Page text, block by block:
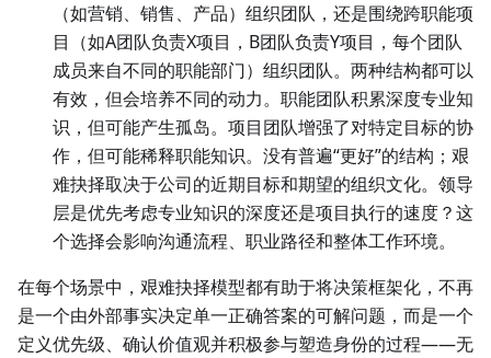
（如营销、销售、产品）组织团队，还是围绕跨职能项
目（如A团队负责X项目，B团队负责Y项目，每个团队
成员来自不同的职能部门）组织团队。两种结构都可以
有效，但会培养不同的动力。职能团队积累深度专业知
识，但可能产生孤岛。项目团队增强了对特定目标的协
作，但可能稀释职能知识。没有普遍“更好”的结构；艰
难抉择取决于公司的近期目标和期望的组织文化。领导
层是优先考虑专业知识的深度还是项目执行的速度？这
个选择会影响沟通流程、职业路径和整体工作环境。
在每个场景中，艰难抉择模型都有助于将决策框架化，不再
是一个由外部事实决定单一正确答案的可解问题，而是一个
定义优先级、确认价值观并积极参与塑造身份的过程——无